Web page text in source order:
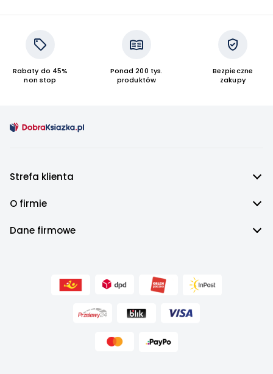
Rabaty do 45%
non stop
Ponad 200 tys.
produktów
Bezpieczne
zakupy
Strefa klienta
O firmie
Dane firmowe